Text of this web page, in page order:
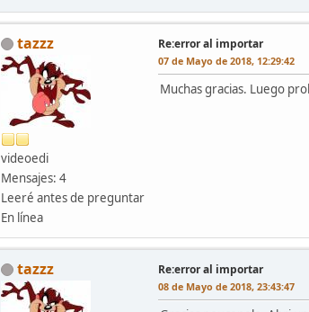
tazzz
videoedi
Mensajes: 4
Leeré antes de preguntar
En línea
Re:error al importar
07 de Mayo de 2018, 12:29:42
Muchas gracias. Luego
tazzz Re:error al importar
08 de Mayo de 2018, 23:43:47